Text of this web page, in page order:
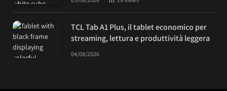
TCL Tab A1 Plus, il tablet economico per
streaming, lettura e produttività leggera
04/08/2026